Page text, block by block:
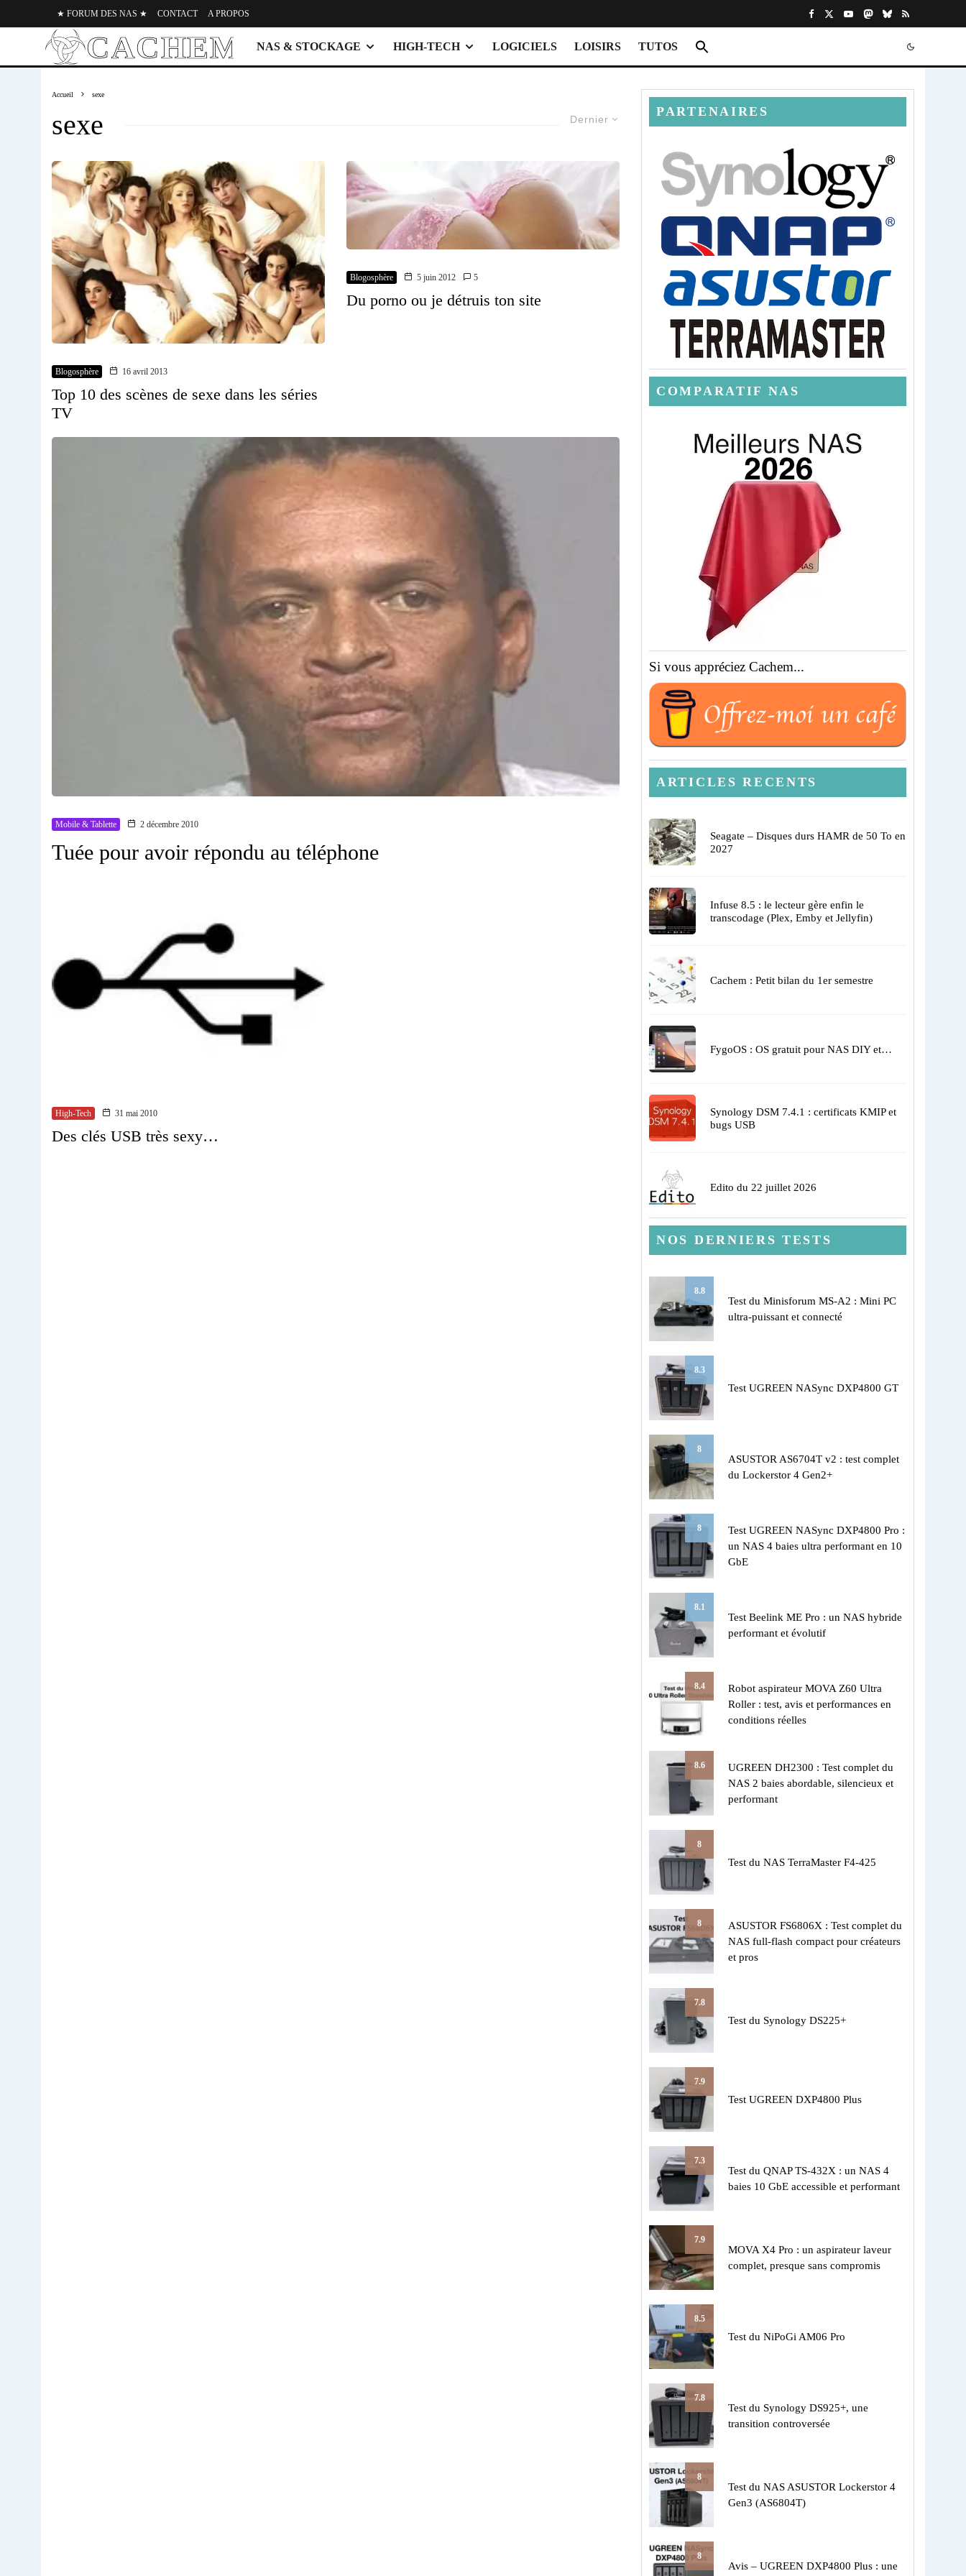
★ FORUM DES NAS ★ CONTACT A PROPOS
NAS & STOCKAGE HIGH-TECH LOGICIELS LOISIRS TUTOS
Accueil sexe
Dernier
sexe
Blogosphère 16 avril 2013
Top 10 des scènes de sexe dans les séries
TV
Blogosphère 5 juin 2012 5
Du porno ou je détruis ton site
Mobile & Tablette 2 décembre 2010
Tuée pour avoir répondu au téléphone
High-Tech 31 mai 2010
Des clés USB très sexy…
PARTENAIRES
COMPARATIF NAS
Si vous appréciez Cachem...
ARTICLES RECENTS
Seagate – Disques durs HAMR de 50 To en
2027
Infuse 8.5 : le lecteur gère enfin le
transcodage (Plex, Emby et Jellyfin)
Cachem : Petit bilan du 1er semestre
FygoOS : OS gratuit pour NAS DIY et…
Synology DSM 7.4.1 : certificats KMIP et
bugs USB
Edito du 22 juillet 2026
NOS DERNIERS TESTS
8.8
Test du Minisforum MS-A2 : Mini PC
ultra-puissant et connecté
8.3
Test UGREEN NASync DXP4800 GT
8
ASUSTOR AS6704T v2 : test complet
du Lockerstor 4 Gen2+
8
Test UGREEN NASync DXP4800 Pro :
un NAS 4 baies ultra performant en 10
GbE
8.1
Test Beelink ME Pro : un NAS hybride
performant et évolutif
8.4
Robot aspirateur MOVA Z60 Ultra
Roller : test, avis et performances en
conditions réelles
8.6
UGREEN DH2300 : Test complet du
NAS 2 baies abordable, silencieux et
performant
8
Test du NAS TerraMaster F4-425
8
ASUSTOR FS6806X : Test complet du
NAS full-flash compact pour créateurs
et pros
7.8
Test du Synology DS225+
7.9
Test UGREEN DXP4800 Plus
7.3
Test du QNAP TS-432X : un NAS 4
baies 10 GbE accessible et performant
7.9
MOVA X4 Pro : un aspirateur laveur
complet, presque sans compromis
8.5
Test du NiPoGi AM06 Pro
7.8
Test du Synology DS925+, une
transition controversée
8
Test du NAS ASUSTOR Lockerstor 4
Gen3 (AS6804T)
8
Avis – UGREEN DXP4800 Plus : une